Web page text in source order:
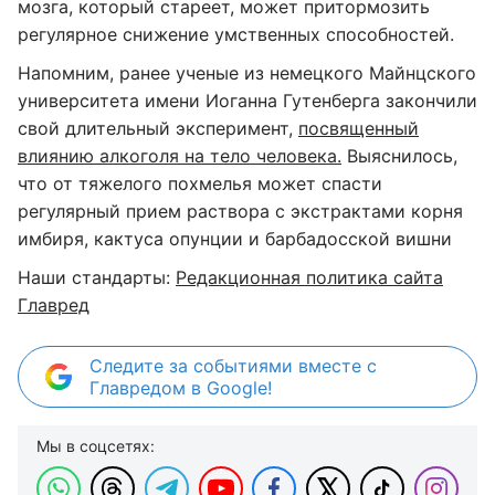
мозга, который стареет, может притормозить
регулярное снижение умственных способностей.
Напомним, ранее ученые из немецкого Майнцского
университета имени Иоганна Гутенберга закончили
свой длительный эксперимент, посвященный
влиянию алкоголя на тело человека. Выяснилось,
что от тяжелого похмелья может спасти
регулярный прием раствора с экстрактами корня
имбиря, кактуса опунции и барбадосской вишни
Наши стандарты: Редакционная политика сайта
Главред
Следите за событиями вместе с
Главредом в Google!
Мы в соцсетях: